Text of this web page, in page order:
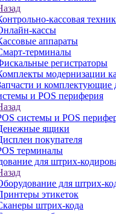
кассовая
кассы
аппараты
терминалы
регистраторы
модернизации
и комплектующие
и POS периферия
системы и POS
ящики
покупателя
терминалы
для штрих-
для штрих-
этикеток
штрих-кода